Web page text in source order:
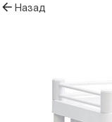
Назад